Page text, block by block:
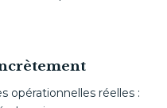
opérationnelles réelles :